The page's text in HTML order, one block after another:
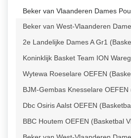
Beker van Vlaanderen Dames
Beker van West-Vlaanderen
2e Landelijke Dames A Gr1
Koninklijk Basket Team ION
Wytewa Roeselare OEFEN
BJM-Gembas Knesselare
Dbc Osiris Aalst OEFEN
BBC Houtem OEFEN (Basketbal